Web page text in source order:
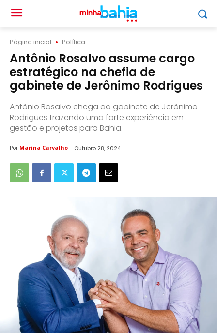
Página inicial Política
Antônio Rosalvo assume cargo
estratégico na chefia de
gabinete de Jerônimo Rodrigues
Antônio Rosalvo chega ao gabinete de Jerônimo
Rodrigues trazendo uma forte experiência em
gestão e projetos para Bahia.
Por Marina Carvalho Outubro 28, 2024